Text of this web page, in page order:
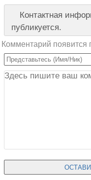
Контактная
публикуется.
Комментарий появится